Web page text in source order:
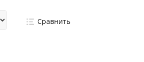
Сравнить